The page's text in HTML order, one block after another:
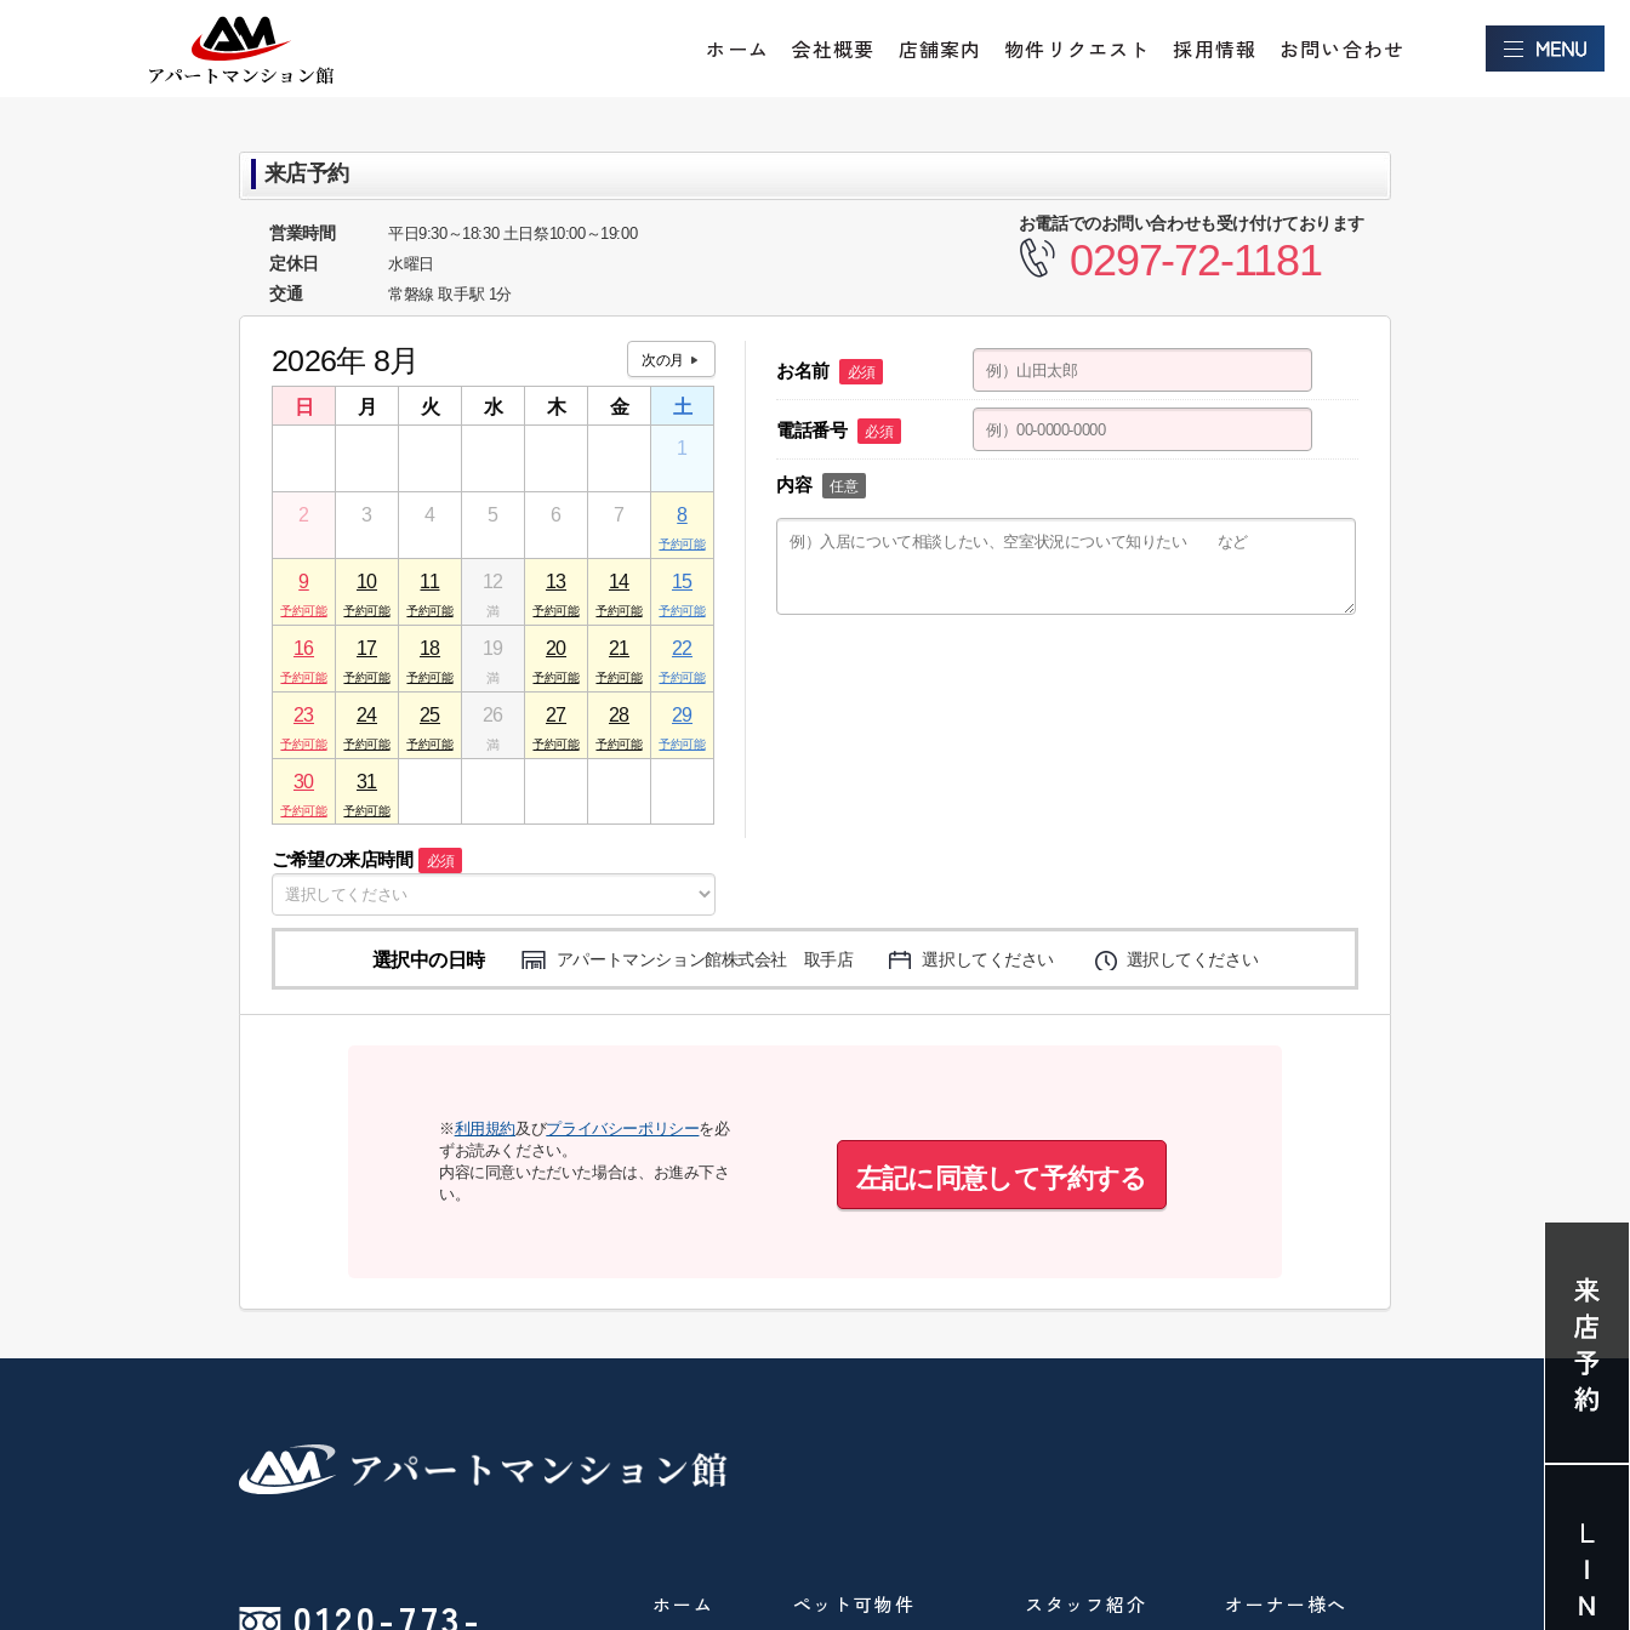
ホーム 会社概要 店舗案内 物件リクエスト 採用情報 お問い合わせ
来店予約
営業時間 平日9:30～18:30 土日祭10:00～19:00
定休日 水曜日
交通 常磐線 取手駅 1分
お電話でのお問い合わせも受け付けております
0297-72-1181
2026年 8月
日 月 火 水 木 金
土
1
2 3 4 5 6 7 8
9 10 11 12 13 14 15
16 17 18 19 20 21 22
23 24 25 26 27 28 29
30 31
ご希望の来店時間 必須
お名前 必須
電話番号 必須
内容 任意
選択中の日時 アパートマンション館株式会社 取手店 選択してください 選択してください
※利用規約及びプライバシーポリシーを必
ずお読みください。
内容に同意いただいた場合は、お進み下さ
い。
左記に同意して予約する
0120-773- ホーム ペット可物件 スタッフ紹介 オーナー様へ